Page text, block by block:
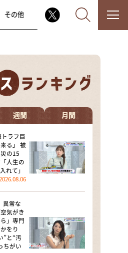
岡村の過ぎるTV
なんですけど・・・
着トークバラエティ！
ものいたって真剣です
イトスクープ
えり
Z塚田×福井アナ
やねん！？」（news お
その他
週間 月間
ラフ巨
る」 被
の15
人生の
れて」
異常な
気がき
」専門
をり
”と“汚
ちがい